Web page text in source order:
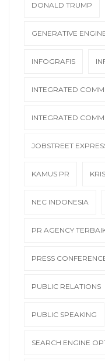
DONALD TRUMP
GENERATIVE
INFOGRAFIS
INTEGRATED
INTEGRATED
JOBSTREET
KAMUS PR
NEC INDONESIA
PR AGENCY
PRESS
PUBLIC RELATIONS
PUBLIC SPEAKING
SEARCH ENGINE